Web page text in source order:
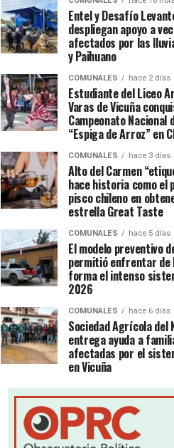
Entel y Desafío
despliegan apoyo a
afectados por las
y Paihuano
COMUNALES hace 2 días
Estudiante del Liceo
Varas de Vicuña
Campeonato Nacional
“Espiga de Arroz” en
COMUNALES hace 3 días
Alto del Carmen
hace historia como el
pisco chileno en
estrella Great Taste
COMUNALES hace 5 días
El modelo preventivo
permitió enfrentar de
forma el intenso
2026
COMUNALES hace 6 días
Sociedad Agrícola del
entrega ayuda a
afectadas por el
en Vicuña